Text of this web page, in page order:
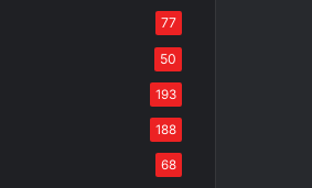
77
50
193
188
68